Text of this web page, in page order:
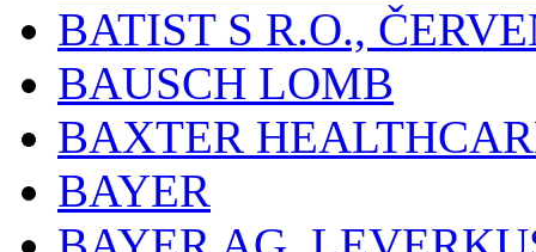
BATIST S R.O.,
BAUSCH LOMB
BAXTER
BAYER